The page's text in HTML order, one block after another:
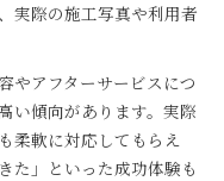
実際の施工写真や利用者
やアフターサービスにつ
い傾向があります。実際
柔軟に対応してもらえ
た」といった成功体験も